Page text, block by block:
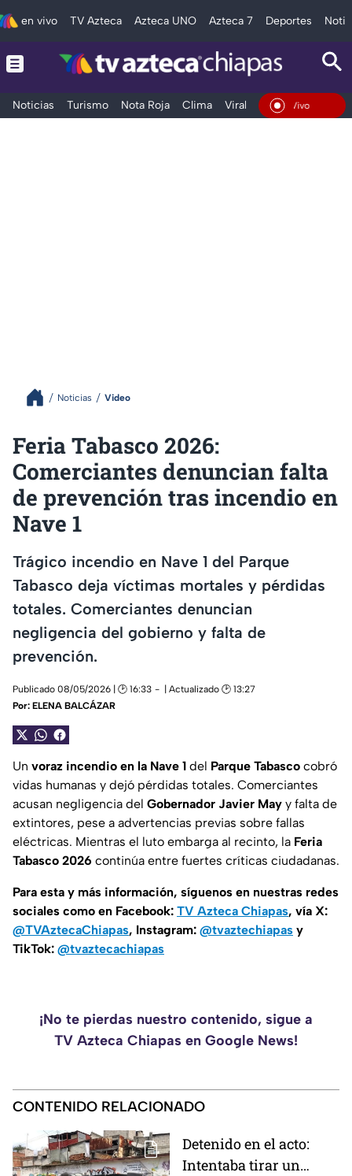
en vivo TV Azteca Azteca UNO Azteca 7 Deportes
Noticias Turismo Nota Roja Clima Viral y Tendencia
En Vivo
Noticias Video
Feria Tabasco 2026:
Comerciantes denuncian falta
de prevención tras incendio en
Nave 1
Trágico incendio en Nave 1 del Parque
Tabasco deja víctimas mortales y pérdidas
totales. Comerciantes denuncian
negligencia del gobierno y falta de
prevención.
Publicado 08/05/2026 | 🕑 16:33
| Actualizado 🕑 13:27
Por: ELENA BALCÁZAR
Un voraz incendio en la Nave 1 del Parque Tabasco cobró
vidas humanas y dejó pérdidas totales. Comerciantes
acusan negligencia del Gobernador Javier May y falta de
extintores, pese a advertencias previas sobre fallas
eléctricas. Mientras el luto embarga al recinto, la Feria
Tabasco 2026 continúa entre fuertes críticas ciudadanas.
Para esta y más información, síguenos en nuestras redes
sociales como en Facebook: TV Azteca Chiapas, vía X:
@TVAztecaChiapas, Instagram: @tvaztechiapas y
TikTok: @tvaztecachiapas
¡No te pierdas nuestro contenido, sigue a
TV Azteca Chiapas en Google News!
CONTENIDO RELACIONADO
Detenido en el acto:
Intentaba tirar un